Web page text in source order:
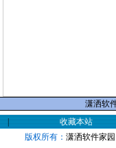
潇洒软
|
收藏本站
版权所有： 潇洒软件家园